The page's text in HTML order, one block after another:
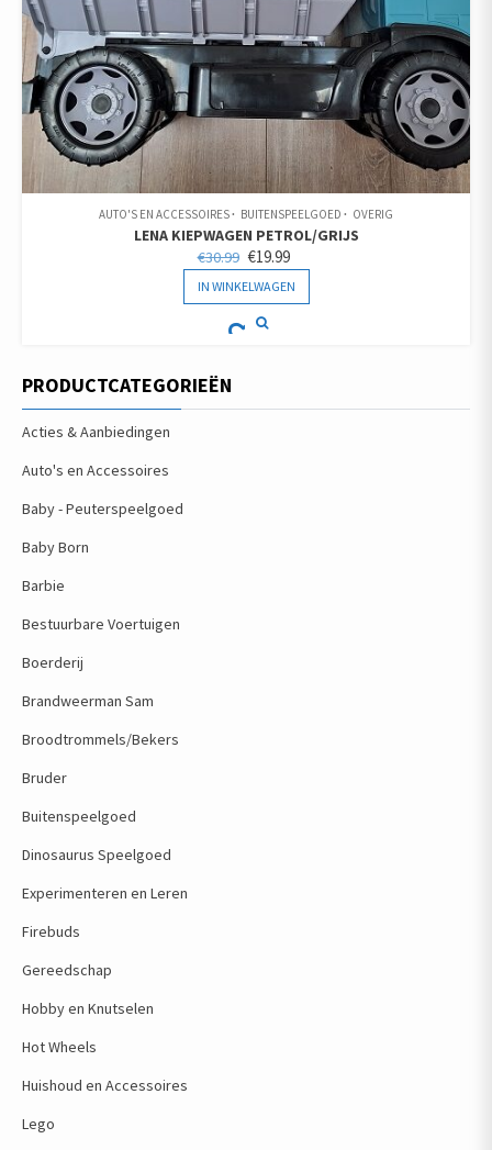
AUTO'S EN ACCESSOIRES BUITENSPEELGOED OVERIG
LENA KIEPWAGEN PETROL/GRIJS
€30.99 OORSPRONKELIJKE
PRIJS
WAS:
€30.99.
€19.99
PRIJS
IS:
IN WINKELWAGEN
PRODUCTCATEGORIEËN
Acties & Aanbiedingen
Auto's en Accessoires
Baby - Peuterspeelgoed
Baby Born
Barbie
Bestuurbare Voertuigen
Boerderij
Brandweerman Sam
Broodtrommels/Bekers
Bruder
Buitenspeelgoed
Dinosaurus Speelgoed
Experimenteren en Leren
Firebuds
Gereedschap
Hobby en Knutselen
Hot Wheels
Huishoud en Accessoires
Lego